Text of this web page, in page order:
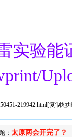
验能
219942.html[复制地
： 太原两会开完了？